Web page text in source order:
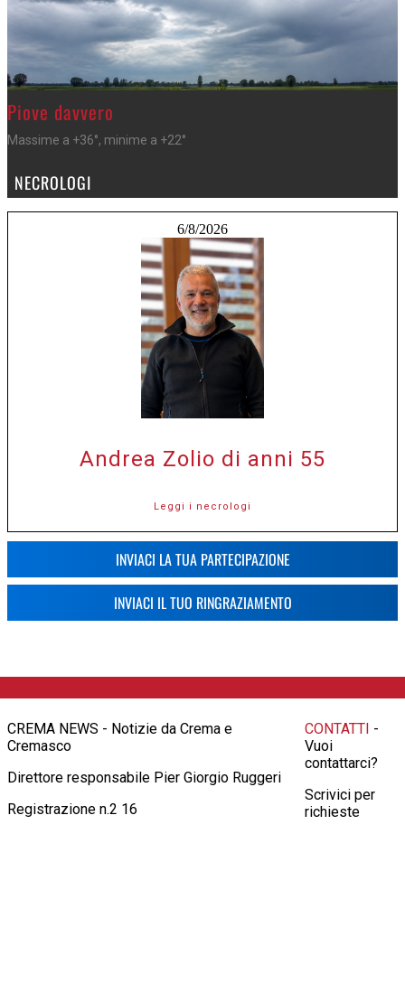
>
Piove davvero
Massime a +36°, minime a +22°
NECROLOGI
6/8/2026
Andrea Zolio di anni 55
Leggi i necrologi
INVIACI LA TUA PARTECIPAZIONE
INVIACI IL TUO RINGRAZIAMENTO
CREMA NEWS - Notizie da Crema e
Cremasco
Direttore responsabile Pier Giorgio Ruggeri
Registrazione n.2 16
CONTATTI -
Vuoi
contattarci?
Scrivici per
richieste